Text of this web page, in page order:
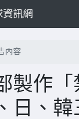
訊網
內容
製作
日、